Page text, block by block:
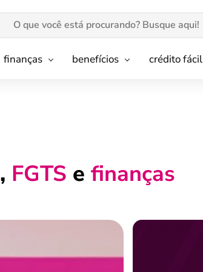
finanças benefícios crédito fácil
, FGTS e finanças